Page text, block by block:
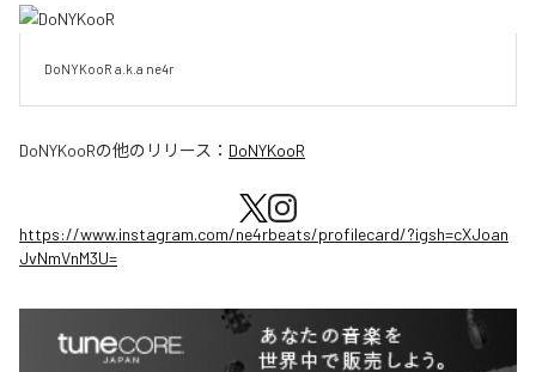
DoNYKooR a.k.a ne4r
DoNYKooRの他のリリース： DoNYKooR
https://www.instagram.com/ne4rbeats/profilecard/?igsh=cXJoan
JvNmVnM3U=